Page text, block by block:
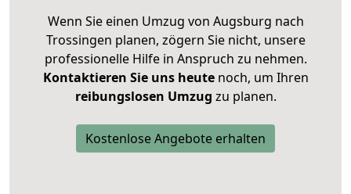
Wenn Sie einen Umzug von Augsburg nach
Trossingen planen, zögern Sie nicht, unsere
professionelle Hilfe in Anspruch zu nehmen.
Kontaktieren Sie uns heutenoch, um Ihren
reibungslosen Umzug zu planen.
Kostenlose Angebote erhalten